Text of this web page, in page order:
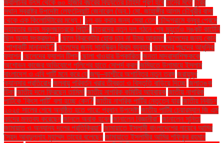
জ্বালানির উৎস থেকে ৬০ হাজার বছরের বিদ্যুতের চাহিদা পূরণ হবে চীনের মতে চুরির
স্থান স্বরাষ্ট্র উপদেষ্টা লেফটেন্যান্ট জেনারেল (অব.) মো. জাহাঙ্গীর আলম চৌধুরীর বাসা
থেকে এক কিলোমিটারের মধ্যে। চুল বড় করার জন্য সেরা তেল চৌদ্দগ্রামে বন্ধুর প্রেমে
সহায়তার জন্য স্কুলছাত্রকে পিটুনি ছাত্রদের নতুন দল গঠনে শেষ মুহূর্তেও সঙ্কট কাটেনি
ছিল অন্য সংক্রমণও" ছেলে ক্রিকেটার হোক চান না উমর আকমল ছেলেদের জন্য কোন
পোশাকটি মানানসই? ছেলেদের জন্য সানস্ক্রিন ক্রিম ব্যবহার ছেলেদের পছন্দের আধুনিক
ফ্যাশন ছেলেদের ফ্যাশন টিপস ছোলা খাওয়ার উপকারিতা জনতা মাদ্রাসাশিক্ষককে
অশোভন কাজের অভিযোগে পুলিশের হাতে সোপর্দ করল জমিয়তে উলামায়ে ইসলাম
বাংলাদেশ ও এবি পার্টি মনে করে যে জম্মু–কাশ্মীরে অশান্তির নতুন তরঙ্গ জরায়ুমুখ
ক্যানসার প্রতিরোধ জলবায়ু পরিবর্তন খরার তীব্রতা ও বিস্তৃতি বাড়িয়ে দিচ্ছে জলাতঙ্ক
টিকা জাতীয় দলে ফিরছেন তামিম! জাতীয় নাগরিক কমিটির আহ্বায়ক জাতীয় নাগরিক
পার্টিকে ‘কিংস পার্টি’ বলা হচ্ছে কেন? জাতীয় নাগরিক পার্টির নেতৃত্বে যারা জাতীয় নির্বাচন
২০২৫ সালের শেষে অনুষ্ঠিত হতে পারে: প্রধান উপদেষ্টা জাতীয় পার্টির চেয়ারম্যান জি এম
কাদের মন্তব্য করেছেন জানলে অবাক হবেন জানালেন বিজ্ঞানীরা" জানালেন সুনিতা
জামায়াত ও অন্যান্য দলের প্রতিক্রিয়া'' জামায়াতে ইসলামী বাংলাদেশের নায়েবে আমির
সৈয়দ আবদুল্লাহ মুহাম্মদ তাহের বলেছেন জামায়াতে ইসলামীর আমির শফিকুর রহমান